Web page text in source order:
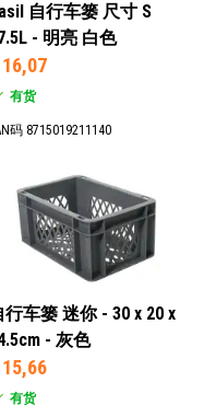
自行车篓 尺寸 S
- 明亮 白色
有货
码 8715019211140
行车篓 迷你 - 30 x 20 x
- 灰色
有货